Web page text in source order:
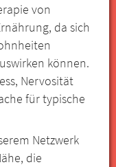
von
da sich
können.
Nervosität
für typische
Netzwerk
die